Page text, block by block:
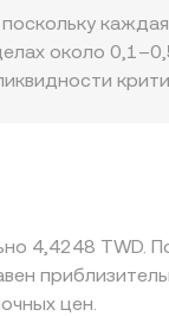
ончейн-
равна y/x (в
уровень
около
USDT и
для
особенно в
4,4248
цен.